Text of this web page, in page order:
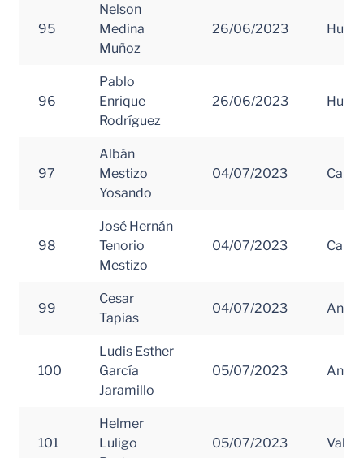
95
Nelson
Medina
Muñoz
26/06/2023 Huila
96
Pablo
Enrique
Rodríguez
26/06/2023 Huila
97
Albán
Mestizo
Yosando
04/07/2023
98
José Hernán
Tenorio
Mestizo
04/07/2023
99
Cesar
Tapias
04/07/2023
100
Ludis Esther
García
Jaramillo
05/07/2023
101
Helmer
Luligo
05/07/2023 Valle